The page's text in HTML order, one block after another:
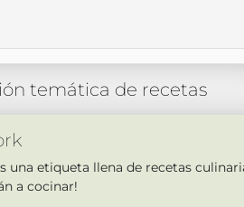
temática de recetas
una etiqueta llena de recetas
a cocinar!